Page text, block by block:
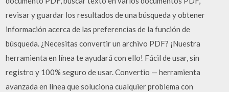
revisar y guardar los resultados de una búsqueda y obtener
información acerca de las preferencias de la función de
búsqueda. ¿Necesitas convertir un archivo PDF? ¡Nuestra
herramienta en línea te ayudará con ello! Fácil de usar, sin
registro y 100% seguro de usar. Convertio — herramienta
avanzada en línea que soluciona cualquier problema con